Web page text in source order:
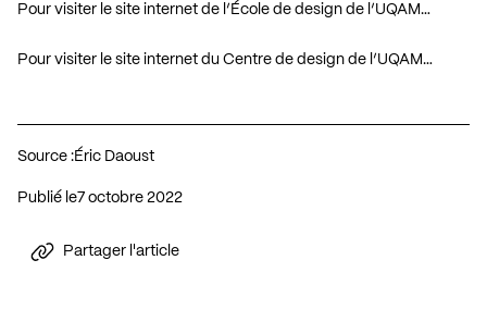
Pour visiter le site internet de l’École de design de l’UQAM…
Pour visiter le site internet du Centre de design de l’UQAM…
Source :Éric Daoust
Publié le 7 octobre 2022
Partager l'article